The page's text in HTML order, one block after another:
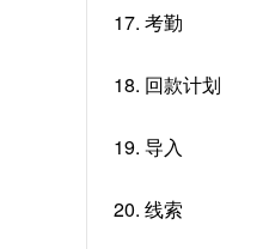
17. 考勤
18. 回款计划
19. 导入
20. 线索